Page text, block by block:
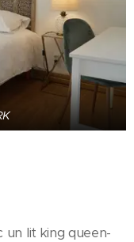
un lit king queen-